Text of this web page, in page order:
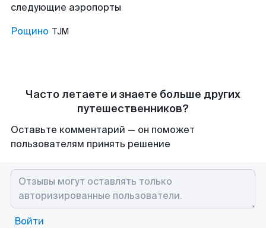
следующие аэропорты
Рощино TJM
Часто летаете и знаете больше других
путешественников?
Оставьте комментарий — он поможет
пользователям принять решение
Войти